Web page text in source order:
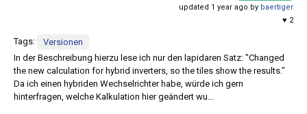
updated 1 year ago by baertiger
♥ 2
Tags:
Versionen
In der Beschreibung hierzu lese ich nur den lapidaren Satz: "Changed
the new calculation for hybrid inverters, so the tiles show the results."
Da ich einen hybriden Wechselrichter habe, würde ich gern
hinterfragen, welche Kalkulation hier geändert wu...